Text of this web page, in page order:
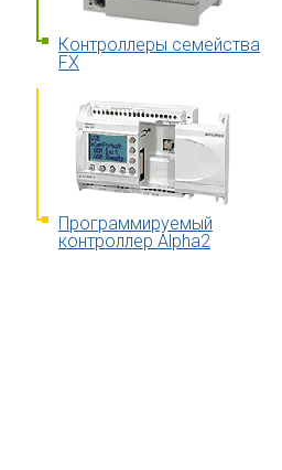
Контроллеры семейства
FX
Программируемый
контроллер Alpha2